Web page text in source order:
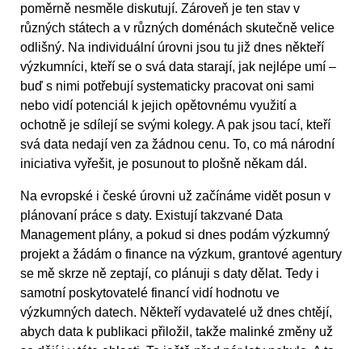
poměrně nesměle diskutují. Zároveň je ten stav v
různých státech a v různých doménách skutečně velice
odlišný. Na individuální úrovni jsou tu již dnes někteří
výzkumníci, kteří se o svá data starají, jak nejlépe umí –
buď s nimi potřebují systematicky pracovat oni sami
nebo vidí potenciál k jejich opětovnému využití a
ochotně je sdílejí se svými kolegy. A pak jsou tací, kteří
svá data nedají ven za žádnou cenu. To, co má národní
iniciativa vyřešit, je posunout to plošně někam dál.
Na evropské i české úrovni už začínáme vidět posun v
plánovaní práce s daty. Existují takzvané Data
Management plány, a pokud si dnes podám výzkumný
projekt a žádám o finance na výzkum, grantové agentury
se mě skrze ně zeptají, co plánuji s daty dělat. Tedy i
samotní poskytovatelé financí vidí hodnotu ve
výzkumných datech. Někteří vydavatelé už dnes chtějí,
abych data k publikaci přiložil, takže malinké změny už